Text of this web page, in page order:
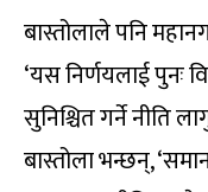
बास्तोलाले पनि
‘यस निर्णयलाई पुनः
सुनिश्चित गर्ने नीति
बास्तोला भन्छन्,